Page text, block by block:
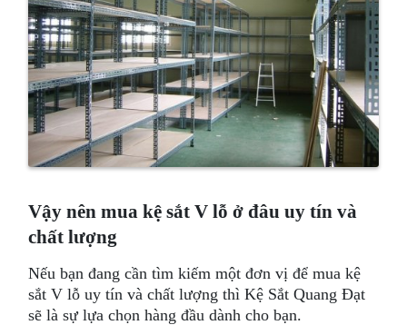
Vậy nên mua kệ sắt V lỗ ở đâu uy tín và
chất lượng
Nếu bạn đang cần tìm kiếm một đơn vị để mua kệ
sắt V lỗ uy tín và chất lượng thì Kệ Sắt Quang Đạt
sẽ là sự lựa chọn hàng đầu dành cho bạn.